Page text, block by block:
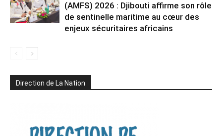
(AMFS) 2026 : Djibouti affirme son rôle
de sentinelle maritime au cœur des
enjeux sécuritaires africains
Direction de La Nation